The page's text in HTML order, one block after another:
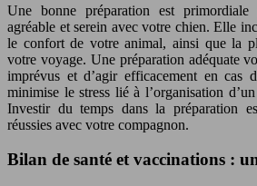
Une bonne préparation est
agréable et serein avec votre chien. Elle
le confort de votre animal, ainsi que la
votre voyage. Une préparation adéquate
imprévus et d’agir efficacement en cas
minimise le stress lié à l’organisation
Investir du temps dans la préparation
réussies avec votre compagnon.
Bilan de santé et vaccinations :